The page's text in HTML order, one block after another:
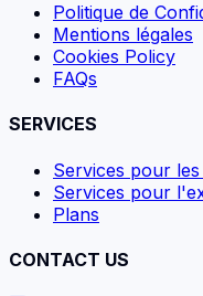
Politique de
Mentions légales
Cookies Policy
FAQs
SERVICES
Services pour
Services pour
Plans
CONTACT US